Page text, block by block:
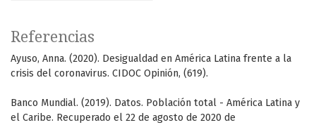
Referencias
Ayuso, Anna. (2020). Desigualdad en América Latina frente a la
crisis del coronavirus. CIDOC Opinión, (619).
Banco Mundial. (2019). Datos. Población total - América Latina y
el Caribe. Recuperado el 22 de agosto de 2020 de